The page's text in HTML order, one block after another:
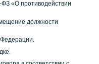
«О противодействии
должности